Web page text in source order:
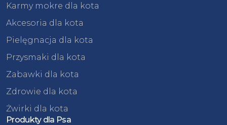
Karmy mokre dla kota
Akcesoria dla kota
Pielęgnacja dla kota
Przysmaki dla kota
Zabawki dla kota
Zdrowie dla kota
Żwirki dla kota
Produkty dla Psa